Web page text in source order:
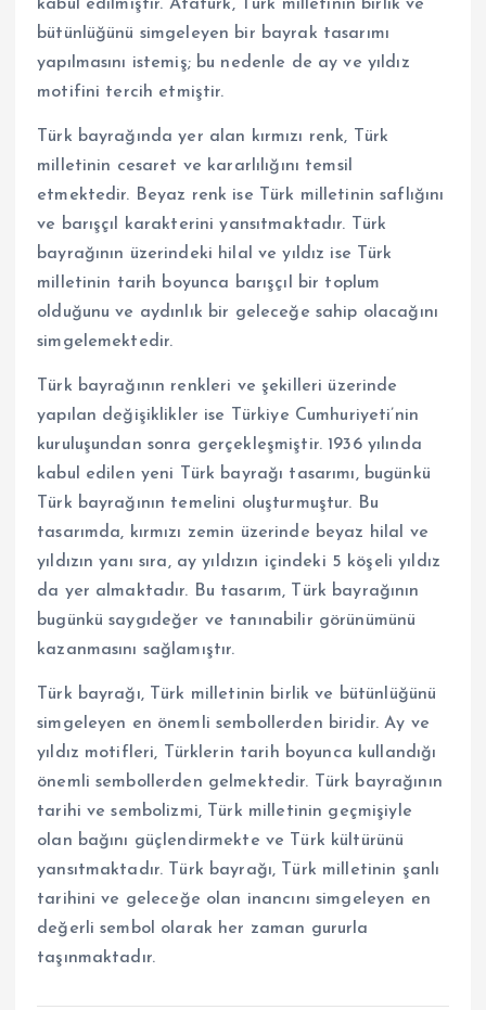
kabul edilmiştir. Atatürk, Türk milletinin birlik ve
bütünlüğünü simgeleyen bir bayrak tasarımı
yapılmasını istemiş; bu nedenle de ay ve yıldız
motifini tercih etmiştir.
Türk bayrağında yer alan kırmızı renk, Türk
milletinin cesaret ve kararlılığını temsil
etmektedir. Beyaz renk ise Türk milletinin saflığını
ve barışçıl karakterini yansıtmaktadır. Türk
bayrağının üzerindeki hilal ve yıldız ise Türk
milletinin tarih boyunca barışçıl bir toplum
olduğunu ve aydınlık bir geleceğe sahip olacağını
simgelemektedir.
Türk bayrağının renkleri ve şekilleri üzerinde
yapılan değişiklikler ise Türkiye Cumhuriyeti’nin
kuruluşundan sonra gerçekleşmiştir. 1936 yılında
kabul edilen yeni Türk bayrağı tasarımı, bugünkü
Türk bayrağının temelini oluşturmuştur. Bu
tasarımda, kırmızı zemin üzerinde beyaz hilal ve
yıldızın yanı sıra, ay yıldızın içindeki 5 köşeli yıldız
da yer almaktadır. Bu tasarım, Türk bayrağının
bugünkü saygıdeğer ve tanınabilir görünümünü
kazanmasını sağlamıştır.
Türk bayrağı, Türk milletinin birlik ve bütünlüğünü
simgeleyen en önemli sembollerden biridir. Ay ve
yıldız motifleri, Türklerin tarih boyunca kullandığı
önemli sembollerden gelmektedir. Türk bayrağının
tarihi ve sembolizmi, Türk milletinin geçmişiyle
olan bağını güçlendirmekte ve Türk kültürünü
yansıtmaktadır. Türk bayrağı, Türk milletinin şanlı
tarihini ve geleceğe olan inancını simgeleyen en
değerli sembol olarak her zaman gururla
taşınmaktadır.